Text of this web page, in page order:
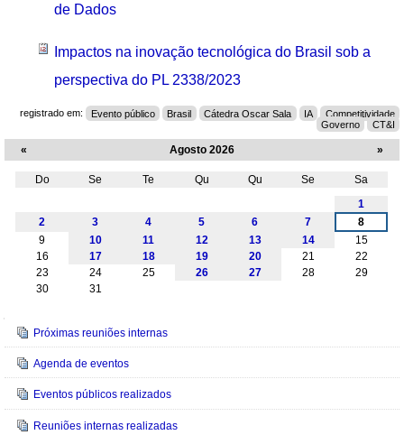
de Dados
Impactos na inovação tecnológica do Brasil sob a
perspectiva do PL 2338/2023
registrado em: Evento público Brasil Cátedra Oscar Sala IA
Competitividade
Governo
CT&I
« Agosto 2026 »
Do Se Te Qu Qu Se
Sa
1
2
3 4 5 6 7
8
9
10 11 12 13 14
15
16
17 18 19 20 21
22
23
24 25 26 27 28
29
30
31
Navegação
Próximas reuniões internas
Agenda de eventos
Eventos públicos realizados
Reuniões internas realizadas